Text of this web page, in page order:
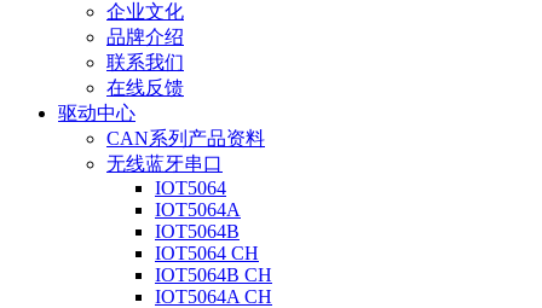
企业文化
品牌介绍
联系我们
在线反馈
驱动中心
CAN系列产品资料
无线蓝牙串口
IOT5064
IOT5064A
IOT5064B
IOT5064 CH
IOT5064B CH
IOT5064A CH